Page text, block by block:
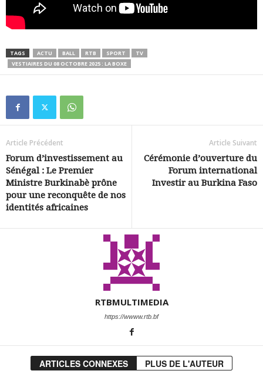
TAGS ACTU BALL RTB SPORT
TV
VESTIAIRES DU 08 OCTOBRE 2025 : LA BOXE
Article Précédent
Forum d’investissement au
Sénégal : Le Premier
Ministre Burkinabè prône
pour une reconquête de nos
identités africaines
Article Suivant
Cérémonie d’ouverture du
Forum international
Investir au Burkina Faso
RTBMULTIMEDIA
https://wwww.rtb.bf
ARTICLES CONNEXES PLUS DE L'AUTEUR